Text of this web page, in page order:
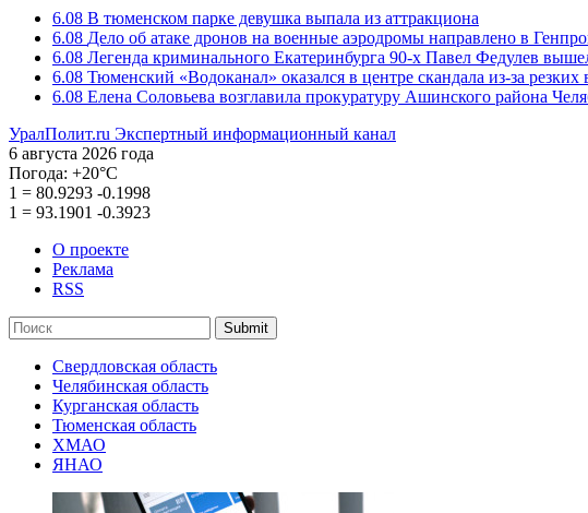
6.08 В тюменском парке девушка выпала из аттракциона
6.08 Дело об атаке дронов на военные аэродромы направлено в
6.08 Легенда криминального Екатеринбурга 90-х Павел Федулев
6.08 Тюменский «Водоканал» оказался в центре скандала из-за резких
6.08 Елена Соловьева возглавила прокуратуру Ашинского района
УралПолит.ru Экспертный информационный канал
6 августа 2026 года
Погода: +20°С
1 = 80.9293 -0.1998
1 = 93.1901 -0.3923
О проекте
Реклама
RSS
Submit
Свердловская область
Челябинская область
Курганская область
Тюменская область
ХМАО
ЯНАО